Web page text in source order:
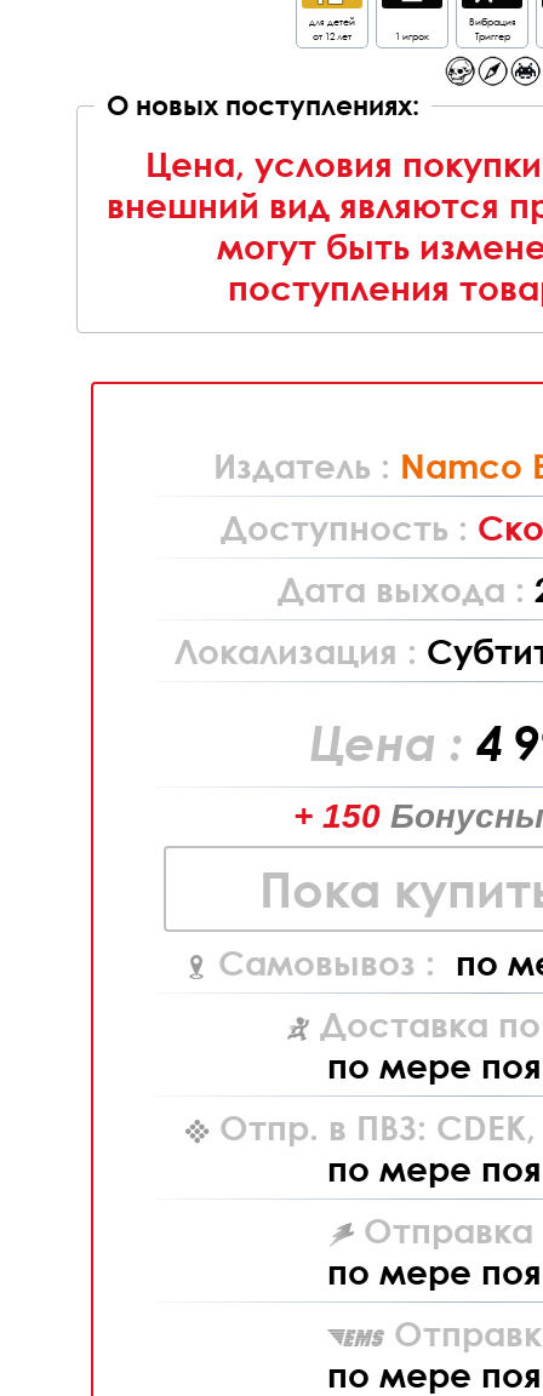
для детей
от 12 лет
1 игрок
Вибрация
Триггер
О новых поступлениях:
Цена, условия
внешний вид являются
могут быть
поступления
Издатель : Namco
Доступность :
Дата выхода :
Локализация :
Цена : 4
+ 150
Пока
Самовывоз : по
Доставка
по мере
Отпр. в ПВЗ: CDEK,
по мере
Отправка
по мере
по мере